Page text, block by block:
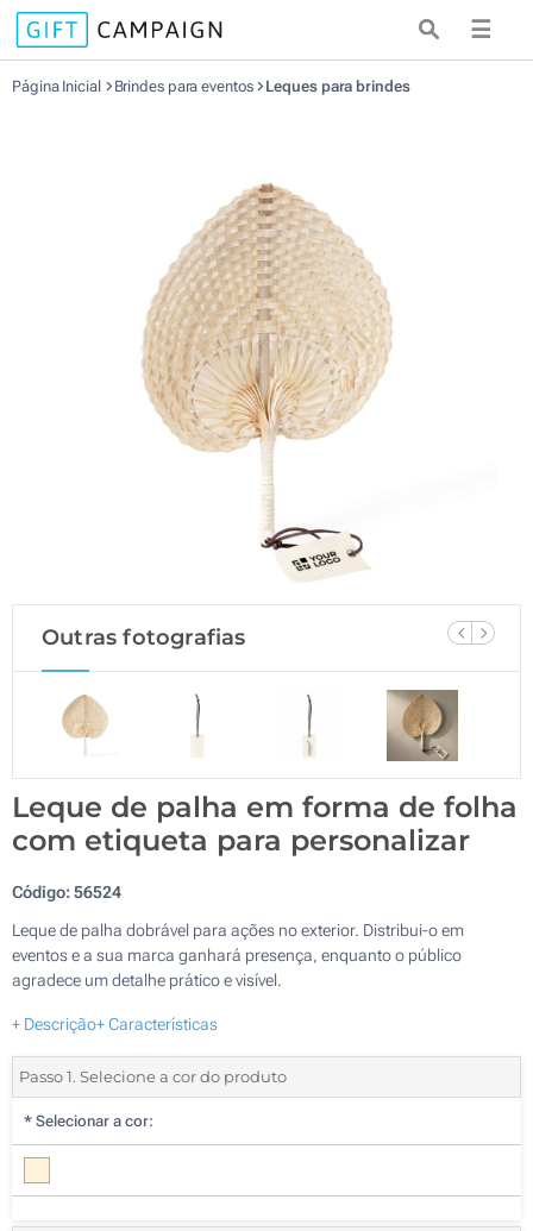
☰
Página Inicial Brindes para eventos Leques para brindes
Outras fotografias
Leque de palha em forma de folha
com etiqueta para personalizar
Código:56524
Leque de palha dobrável para ações no exterior. Distribui-o em
eventos e a sua marca ganhará presença, enquanto o público
agradece um detalhe prático e visível.
+ Descrição+ Características
Passo 1. Selecione a cor do produto
* Selecionar a cor: